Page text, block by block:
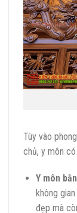
Tùy vào
chủ, y môn
Y môn
không
đẹp mà